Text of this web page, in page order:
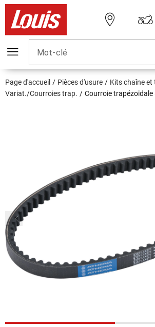
Mot-clé
Page d'accueil Pièces d'usure
Kits chaîne et
Variat./Courroies trap.
Courroie trapézoïdale